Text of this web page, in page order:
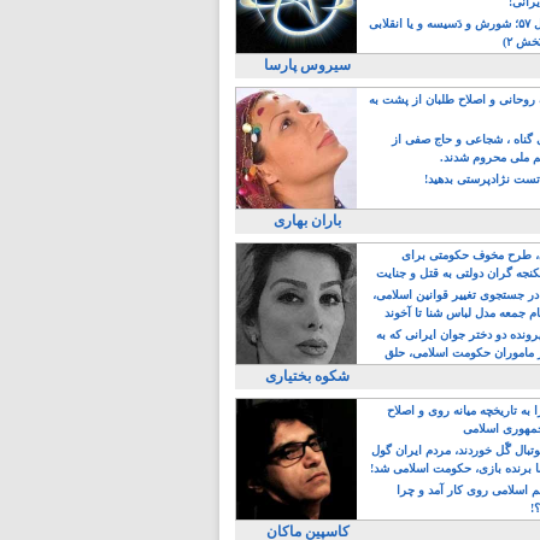
رویداد سال ۵۷؛ شورش و دَسیسه و یا انقلابی
۲)
سیروس پارسا
و اصلاح طلبان از پشت به
گناه ، شجاعی و حاج صفی از
ملی محروم شدند.
نژادپرستی بدهید!
باران بهاری
مخوف حکومتی برای
گران دولتی به قتل و جنایت
جستجوی تغییر قوانین اسلامی،
جمعه مدل لباس شنا تا آخوند
دو دختر جوان ایرانی که به
ماموران حکومت اسلامی، حلق
شکوه بختیاری
به تاریخچه میانه روی و اصلاح
اسلامی
گًل خوردند، مردم ایران گول
برنده بازی، حکومت اسلامی شد!
اسلامی روی کار آمد و چرا
کاسپین ماکان